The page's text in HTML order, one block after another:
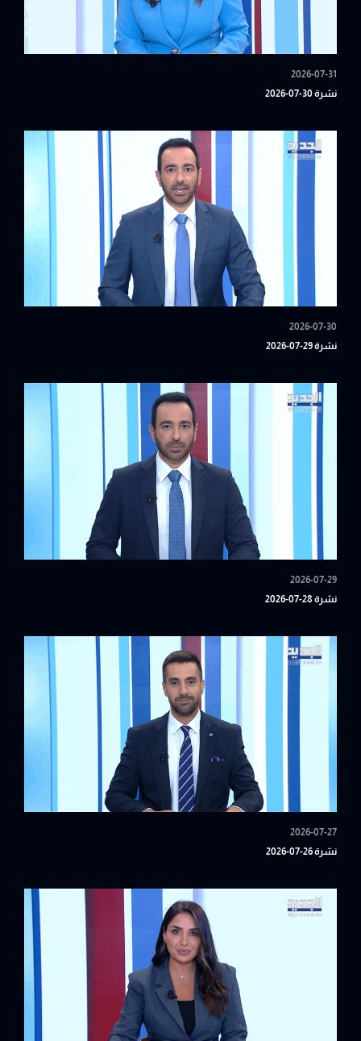
2026-07-31
نشرة 30-07-2026
2026-07-30
نشرة 29-07-2026
2026-07-29
نشرة 28-07-2026
2026-07-27
نشرة 26-07-2026